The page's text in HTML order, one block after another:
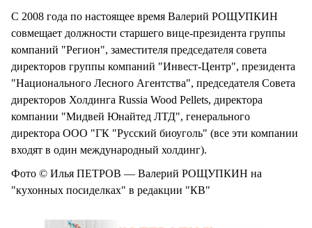
С 2008 года по настоящее время Валерий РОЩУПКИН
совмещает должности старшего вице-президента группы
компаний "Регион", заместителя председателя совета
директоров группы компаний "Инвест-Центр", президента
"Национального Лесного Агентства", председателя Совета
директоров Холдинга Russia Wood Pellets, директора
компании "Mидвей Юнайтед ЛТД", генерального
директора OOO "ГК "Русский биоуголь" (все эти компании
входят в один международный холдинг).
Фото © Илья ПЕТРОВ — Валерий РОЩУПКИН на
"кухонных посиделках" в редакции "КВ"